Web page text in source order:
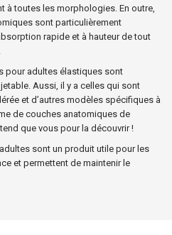
à toutes les morphologies. En outre,
sont particulièrement
rapide et à hauteur de tout
pour adultes élastiques sont
Aussi, il y a celles qui sont
et d’autres modèles spécifiques à
de couches anatomiques de
que vous pour la découvrir !
sont un produit utile pour les
et permettent de maintenir le